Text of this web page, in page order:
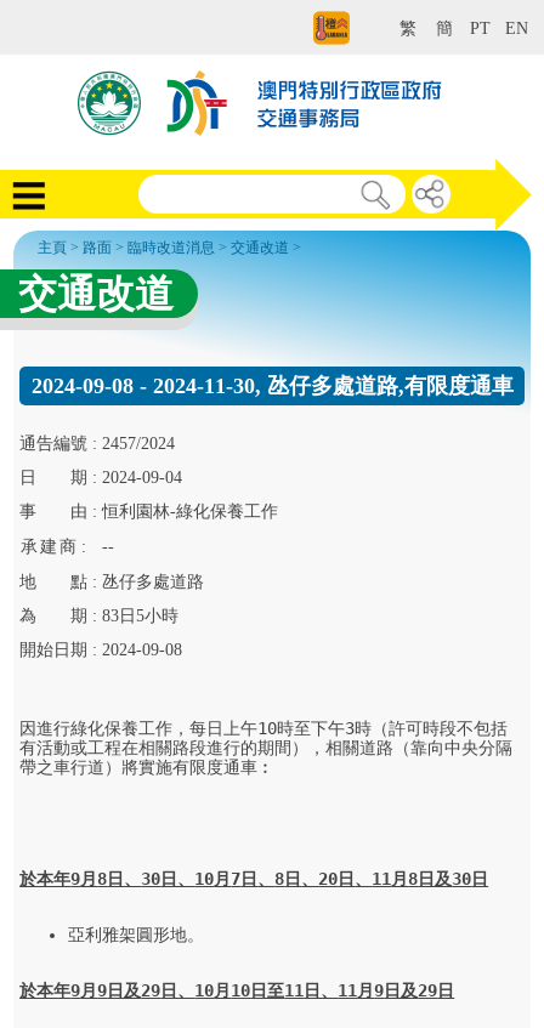
繁 簡 PT EN
主頁 >路面 > 臨時改道消息 >交通改道 >
交通改道
2024-09-08 - 2024-11-30, 氹仔多處道路,有限度通車
通告編號 :2457/2024
日
期 :2024-09-04
事
由 :恒利園林-綠化保養工作
承建 商 :
--
地
點 :氹仔多處道路
為
期 :83 日5小時
開始 日期 :2024-09-08
因進行綠化保養工作，每日上午10時至下午3時（許可時段不包括
有活動或工程在相關路段進行的期間），相關道路（靠向中央分隔
帶之車行道）將實施有限度通車︰
於本年9月 8日、30日、 10月 7日 、 8日 、 20日 、 11 月 8日及30日
亞利雅架圓形地。
於本年9月9日及29日、 10月 10日至11 日、 11 月9日及29日